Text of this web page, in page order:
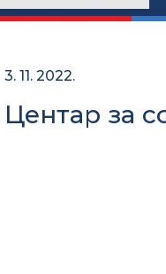
3. 11. 2022.
Центар за